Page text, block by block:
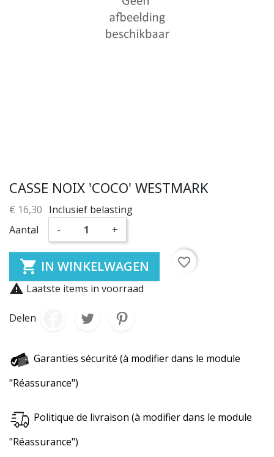
CASSE NOIX 'COCO' WESTMARK
€ 16,30 Inclusief belasting
Aantal
- +
 IN WINKELWAGEN
favorite_border
 Laatste items in voorraad
Delen
Garanties sécurité (à modifier dans le module
"Réassurance")
Politique de livraison (à modifier dans le module
"Réassurance")